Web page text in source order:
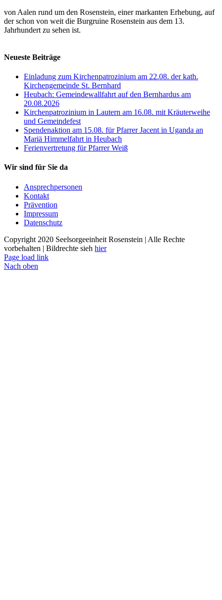
von Aalen rund um den Rosenstein, einer markanten Erhebung, auf
der schon von weit die Burgruine Rosenstein aus dem 13.
Jahrhundert zu sehen ist.
Neueste Beiträge
Einladung zum Kirchenpatrozinium am 22.08. der kath.
Kirchengemeinde St. Bernhard
Heubach: Gemeindewallfahrt auf den Bernhardus am
20.08.2026
Kirchenpatrozinium in Lautern am 16.08. mit Kräuterweihe
und Gemeindefest
Spendenaktion am 15.08. für Pfarrer Jacent in Uganda an
Mariä Himmelfahrt in Heubach
Ferienvertretung für Pfarrer Weiß
Wir sind für Sie da
Ansprechpersonen
Kontakt
Prävention
Impressum
Datenschutz
Copyright 2020 Seelsorgeeinheit Rosenstein | Alle Rechte
vorbehalten | Bildrechte sieh hier
Page load link
Nach oben